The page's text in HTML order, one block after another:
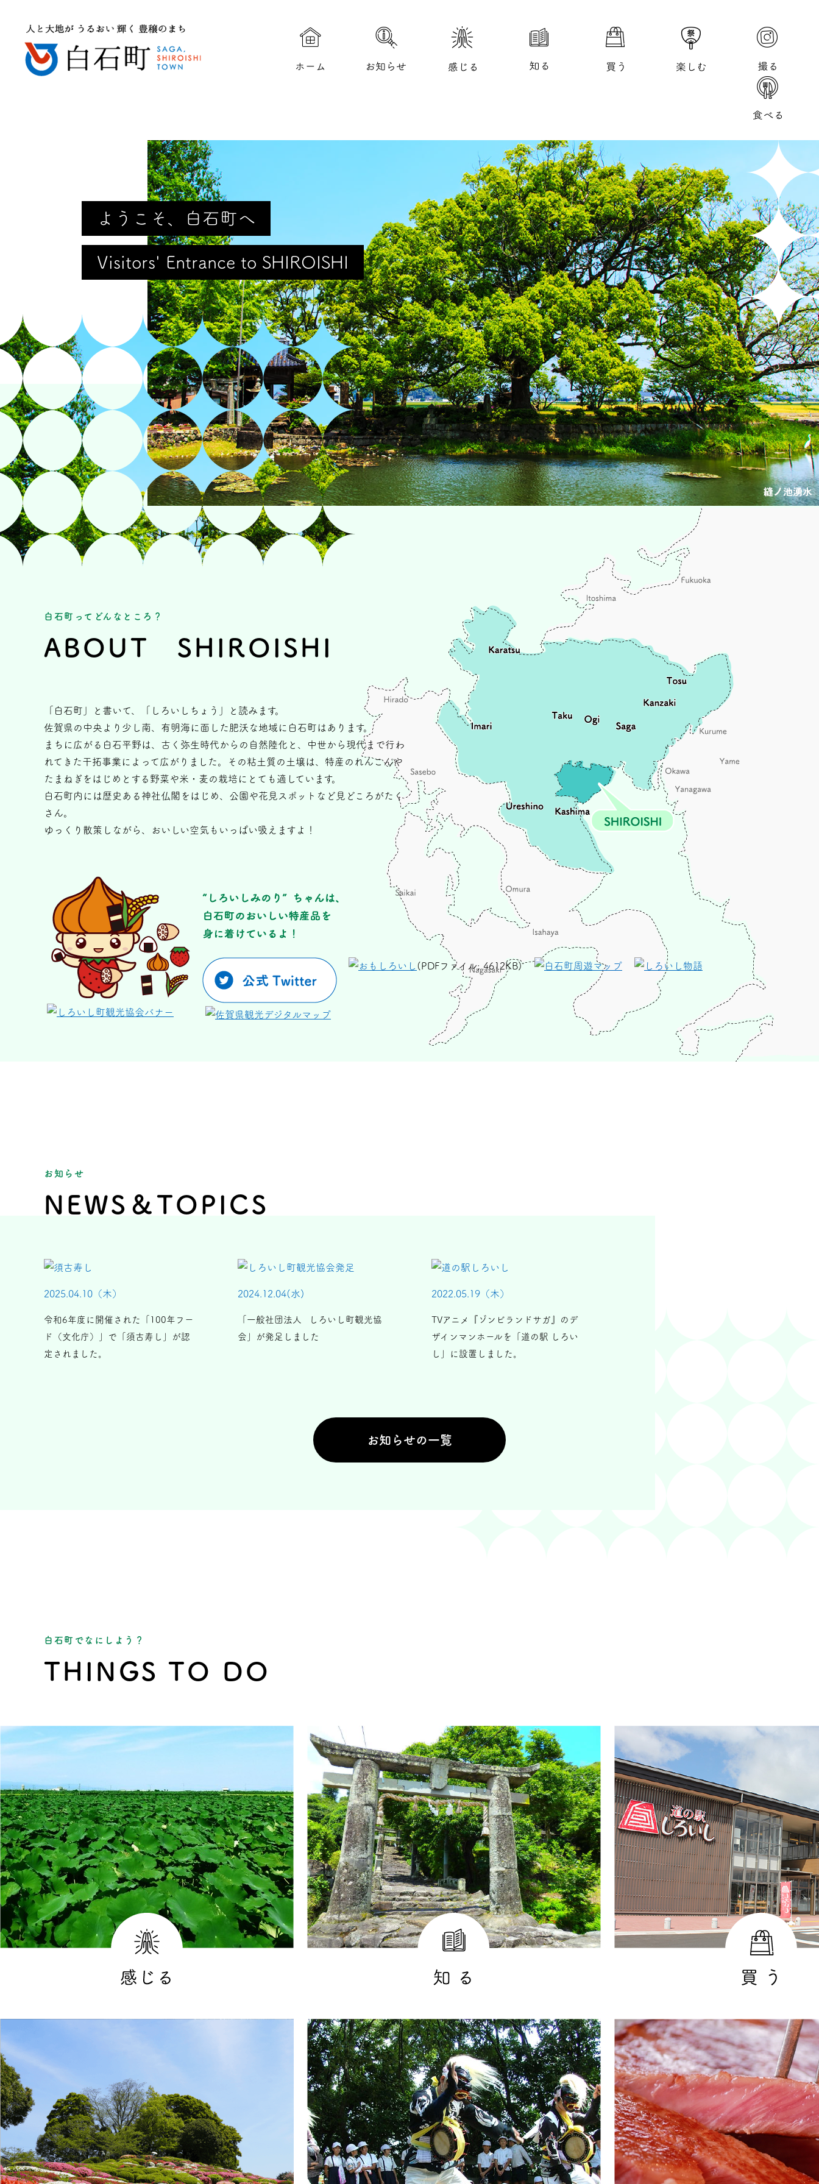
ようこそ、白石町へ
Visitors' Entrance to SHIROISHI
白石町ってどんなところ？
ABOUT SHIROISHI
「白石町」と書いて、「しろいしちょう」と読みます。
佐賀県の中央より少し南、有明海に面した肥沃な地域に白石町はあります。
まちに広がる白石平野は、古く弥生時代からの自然陸化と、中世から現代まで行わ
れてきた干拓事業によって広がりました。その粘土質の土壌は、特産のれんこんや
たまねぎをはじめとする野菜や米・麦の栽培にとても適しています。
白石町内には歴史ある神社仏閣をはじめ、公園や花見スポットなど見どころがたく
さん。
ゆっくり散策しながら、おいしい空気もいっぱい吸えますよ！
(PDFファイル; 4612KB)
お知らせ
NEWS＆TOPICS
2025.04.10（木）
令和6年度に開催された「100年フー
ド（文化庁）」で「須古寿し」が認
定されました。
2024.12.04(水)
「一般社団法人 しろいし町観光協
会」が発足しました
2022.05.19（木）
TVアニメ『ゾンビランドサガ』のデ
ザインマンホールを「道の駅 しろい
し」に設置しました。
お知らせの一覧
白石町でなにしよう？
THINGS TO DO